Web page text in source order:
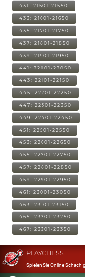
431: 21501-21550
433: 21601-21650
435: 21701-21750
437: 21801-21850
439: 21901-21950
441: 22001-22050
443: 22101-22150
445: 22201-22250
447: 22301-22350
449: 22401-22450
451: 22501-22550
453: 22601-22650
455: 22701-22750
457: 22801-22850
459: 22901-22950
461: 23001-23050
463: 23101-23150
465: 23201-23250
467: 23301-23350
PLAYCHESS
Spielen Sie Online Schach